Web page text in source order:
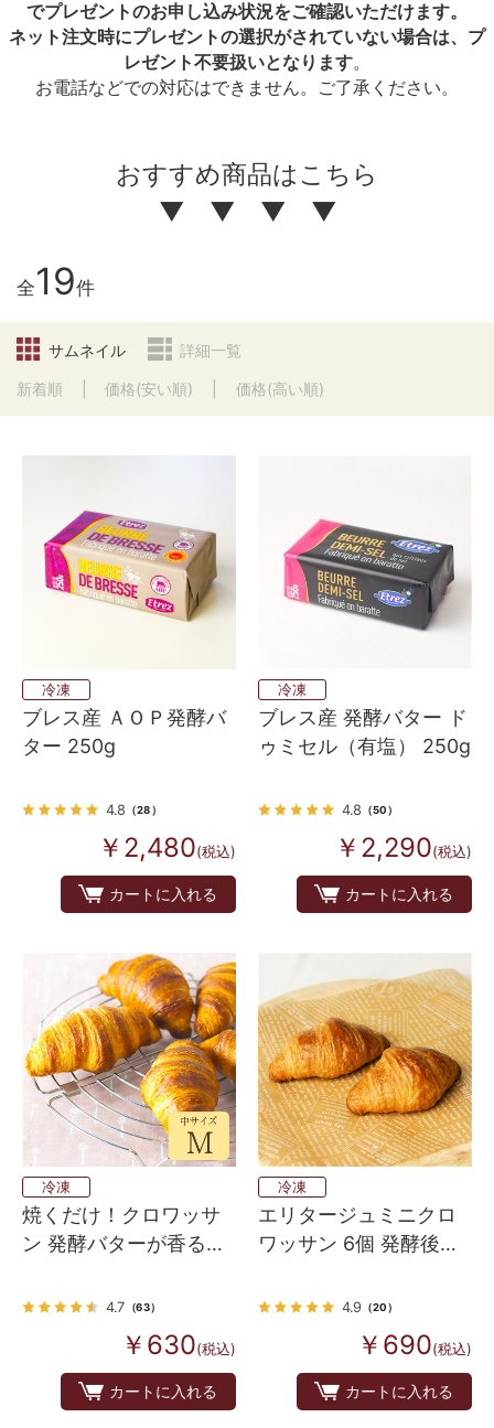
でプレゼントのお申し込み状況をご確認いただけます。
ネット注文時にプレゼントの選択がされていない場合は、プ
レゼント不要扱いとなります。
お電話などでの対応はできません。ご了承ください。
おすすめ商品はこちら
▼ ▼ ▼ ▼
全19件
サムネイル 詳細一覧
新着順 価格(安い順) 価格(高い順)
冷凍
ブレス産 ＡＯＰ発酵バ
ター 250g
4.8 （28）
￥2,480(税込)
カートに入れる
冷凍
ブレス産 発酵バター ド
ゥミセル（有塩） 250g
4.8 （50）
￥2,290(税込)
カートに入れる
冷凍
焼くだけ！クロワッサ
ン 発酵バターが香るフ
5個入り
4.7 （63）
￥630(税込)
カートに入れる
冷凍
エリタージュミニクロ
ワッサン 6個 発酵後生
4.9 （20）
￥690(税込)
カートに入れる